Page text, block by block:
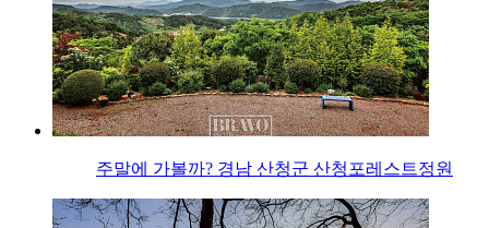
주말에 가볼까? 경남 산청군 산청포레스트정원